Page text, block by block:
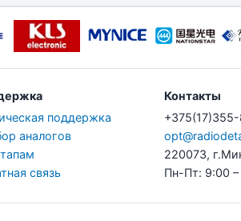
поддержка
аналогов
связь
Контакты
220073,
Пн-Пт: 9:00 –